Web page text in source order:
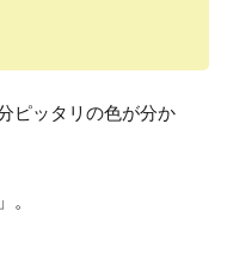
ピッタリの色が分か
。